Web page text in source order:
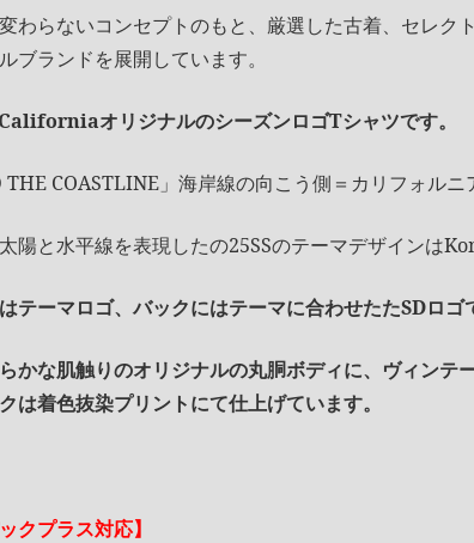
わらないコンセプトのもと、厳選した古着、セレ
ブランドを展開しています。
オリジナルのシーズンロゴTシャツです。
THE COASTLINE」海岸線の向こう側＝カリフォルニ
陽と水平線を表現したの25SSのテーマデザインは
テーマロゴ、バックにはテーマに合わせたたSDロゴ
かな肌触りのオリジナルの丸胴ボディに、ヴィン
は着色抜染プリントにて仕上げています。
クプラス対応】